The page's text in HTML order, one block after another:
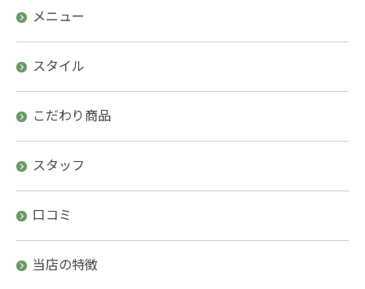
メニュー
スタイル
こだわり商品
スタッフ
口コミ
当店の特徴